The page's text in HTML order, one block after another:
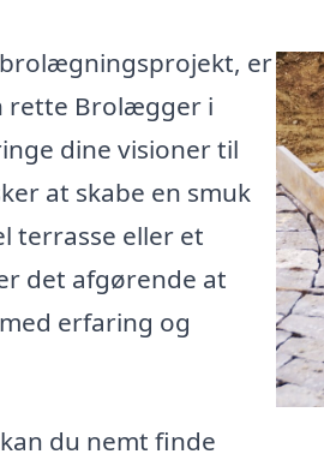
er
rette Brolægger i
dine visioner til
at skabe en smuk
terrasse eller et
det afgørende at
erfaring og
du nemt finde